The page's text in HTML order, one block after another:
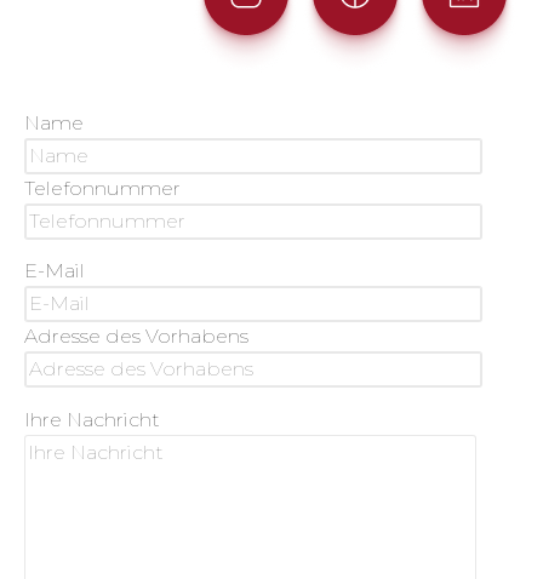
Name
Telefonnummer
E-Mail
Adresse des Vorhabens
Ihre Nachricht